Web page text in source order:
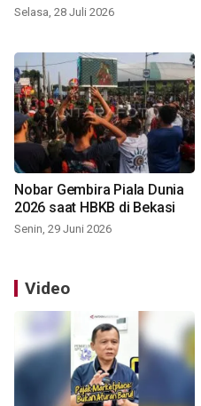
Selasa, 28 Juli 2026
Nobar Gembira Piala Dunia
2026 saat HBKB di Bekasi
Senin, 29 Juni 2026
Video